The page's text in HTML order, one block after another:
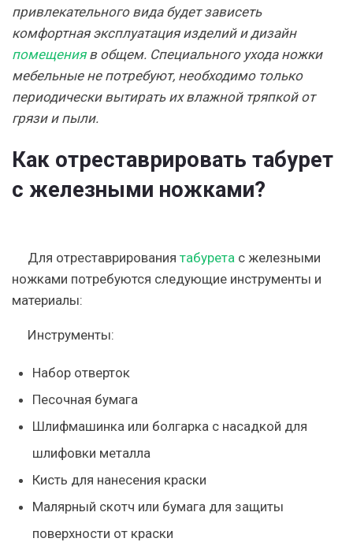
привлекательного вида будет зависеть
комфортная эксплуатация изделий и дизайн
помещенияв общем. Специального ухода ножки
мебельные не потребуют, необходимо только
периодически вытирать их влажной тряпкой от
грязи и пыли.
Как отреставрировать табурет
с железными ножками?
Для отреставрирования табурета с железными
ножками потребуются следующие инструменты и
материалы:
Инструменты:
Набор отверток
Песочная бумага
Шлифмашинка или болгарка с насадкой для
шлифовки металла
Кисть для нанесения краски
Малярный скотч или бумага для защиты
поверхности от краски